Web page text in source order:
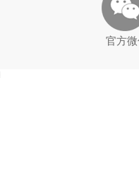
官方